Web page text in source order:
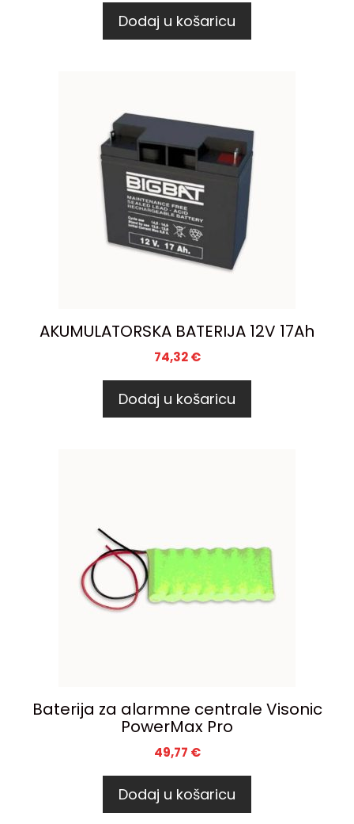
Dodaj u košaricu
AKUMULATORSKA BATERIJA 12V 17Ah
74,32€
Dodaj u košaricu
Baterija za alarmne centrale Visonic
PowerMax Pro
49,77 €
Dodaj u košaricu